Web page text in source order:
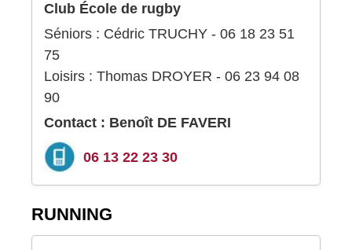
Club École de rugby
Séniors : Cédric TRUCHY - 06 18 23 51
75
Loisirs : Thomas DROYER - 06 23 94 08
90
Contact : Benoît DE FAVERI
06 13 22 23 30
RUNNING